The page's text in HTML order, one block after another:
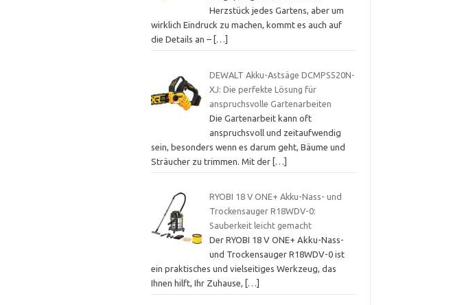
Herzstück jedes Gartens, aber um
wirklich Eindruck zu machen, kommt es auch auf
die Details an – […]
DEWALT Akku-Astsäge DCMPS520N-
XJ: Die perfekte Lösung für
anspruchsvolle Gartenarbeiten
Die Gartenarbeit kann oft
anspruchsvoll und zeitaufwendig
sein, besonders wenn es darum geht, Bäume und
Sträucher zu trimmen. Mit der […]
RYOBI 18 V ONE+ Akku-Nass- und
Trockensauger R18WDV-0:
Sauberkeit leicht gemacht
Der RYOBI 18 V ONE+ Akku-Nass-
und Trockensauger R18WDV-0 ist
ein praktisches und vielseitiges Werkzeug, das
Ihnen hilft, Ihr Zuhause,
[…]